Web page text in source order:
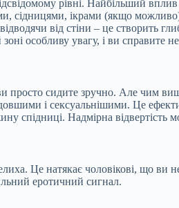
рівні. Найбільший
сідницями, ікрами (якщо
від стіни – це створить
особливу увагу, і ви справите
просто сидите зручно. Але чим
і сексуальнішими. Це
спідниці. Надмірна відвертість
Це натякає чоловікові, що
еротичний сигнал.